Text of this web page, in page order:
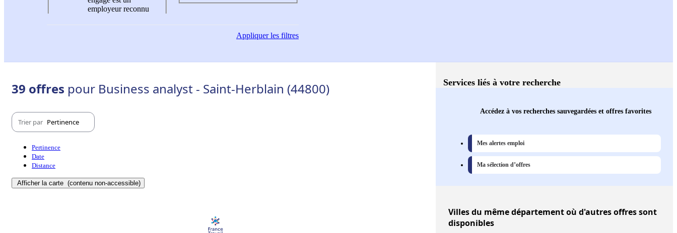
employeur reconnu
Appliquerles filtres
39 offres pour Business analyst - Saint-Herblain (44800)
Trier par Pertinence
Pertinence
Date
Distance
Afficher la carte (contenu non-accessible)
Services liés à votre recherche
Accédez à vos recherches sauvegardées et offres favorites
Mes alertes emploi
Ma sélection d’offres
Villesdu même département où d'autres offres sont
disponibles